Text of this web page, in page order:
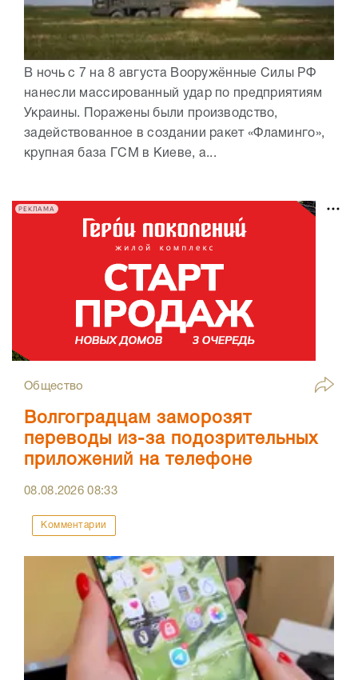
В ночь с 7 на 8 августа Вооружённые Силы РФ
нанесли массированный удар по предприятиям
Украины. Поражены были производство,
задействованное в создании ракет «Фламинго»,
крупная база ГСМ в Киеве, а...
РЕКЛАМА
Общество
Волгоградцам заморозят
переводы из-за подозрительных
приложений на телефоне
08.08.202608:33
Комментарии